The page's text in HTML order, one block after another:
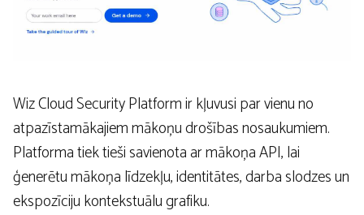
Wiz Cloud Security Platform ir kļuvusi par vienu no
atpazīstamākajiem mākoņu drošības nosaukumiem.
Platforma tiek tieši savienota ar mākoņa API, lai
ģenerētu mākoņa līdzekļu, identitātes, darba slodzes un
ekspozīciju kontekstuālu grafiku.